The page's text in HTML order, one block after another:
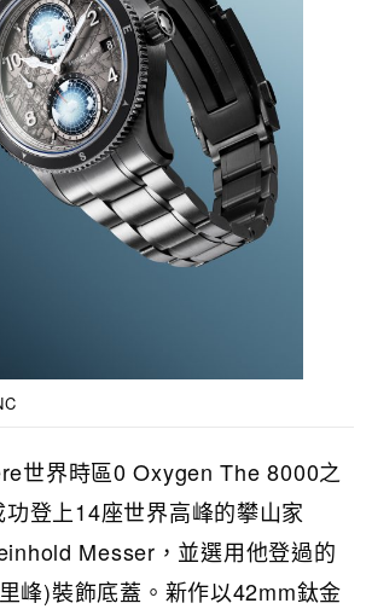
世界時區0 Oxygen The 8000之
登上14座世界高峰的攀山家
Messer，並選用他登過的
峰)裝飾底蓋。新作以42mm鈦金